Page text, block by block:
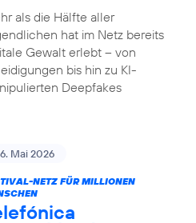
als die Hälfte aller
hat im Netz bereits
Gewalt erlebt – von
bis hin zu KI-
Deepfakes
Mai 2026
NETZ FÜR MILLIONEN